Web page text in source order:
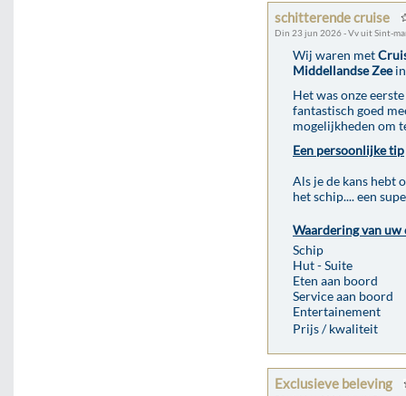
schitterende cruise
Din 23 jun 2026 - Vv uit Sint-
Wij waren met
Middellandse Zeein
Het was onze
fantastisch goed
mogelijkheden om
Een persoonlijke tip
Als je de kans hebt
het schip.... een
Waardering van uw
Schip
Hut - Suite
Eten aan boord
Service aan boord
Entertainement
Prijs / kwaliteit
Exclusieve beleving